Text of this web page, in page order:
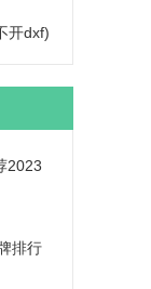
开dxf)
2023
排行